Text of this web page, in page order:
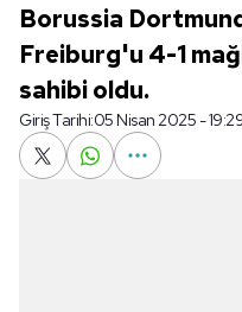
Borussia
Freiburg'u 4-1
sahibi oldu.
Giriş Tarihi:05 Nisan 2025 -